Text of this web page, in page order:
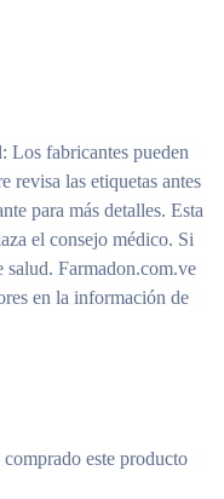
: Los fabricantes pueden
revisa las etiquetas antes
para más detalles. Esta
el consejo médico. Si
salud. Farmadon.com.ve
en la información de
este producto